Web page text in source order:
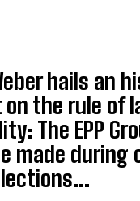
hails an
on the rule of
The EPP
made during